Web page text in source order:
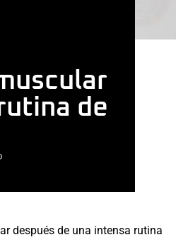
de
después de una intensa rutina